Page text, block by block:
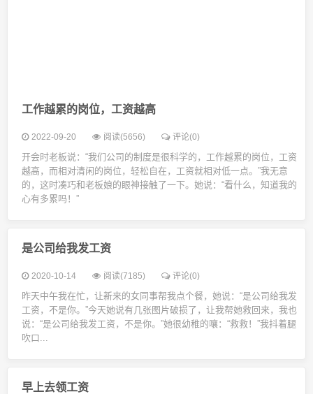
工作越累的岗位，工资越高
2022-09-20 阅读(5656) 评论(0)
开会时老板说：“我们公司的制度是很科学的，工作越累的岗位，工资
越高，而相对清闲的岗位，轻松自在，工资就相对低一点。”我无意
的，这时凑巧和老板娘的眼神接触了一下。她说：“看什么，知道我的
心有多累吗！”
是公司给我发工资
2020-10-14 阅读(7185) 评论(0)
昨天中午我在忙，让新来的女同事帮我点个餐，她说：“是公司给我发
工资，不是你。”今天她说有几张图片破损了，让我帮她救回来，我也
说：“是公司给我发工资，不是你。”她很幼稚的嚷：“救救！”我抖着腿
吹口...
早上去领工资